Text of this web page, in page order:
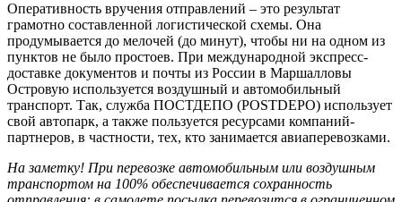
Оперативность вручения отправлений – это результат
грамотно составленной логистической схемы. Она
продумывается до мелочей (до минут), чтобы ни на одном из
пунктов не было простоев. При международной экспресс-
доставке документов и почты из России в Маршалловы
Островую используется воздушный и автомобильный
транспорт. Так, служба ПОСТДЕПО (POSTDEPO) использует
свой автопарк, а также пользуется ресурсами компаний-
партнеров, в частности, тех, кто занимается авиаперевозками.
На заметку! При перевозке автомобильным или воздушным
транспортом на 100% обеспечивается сохранность